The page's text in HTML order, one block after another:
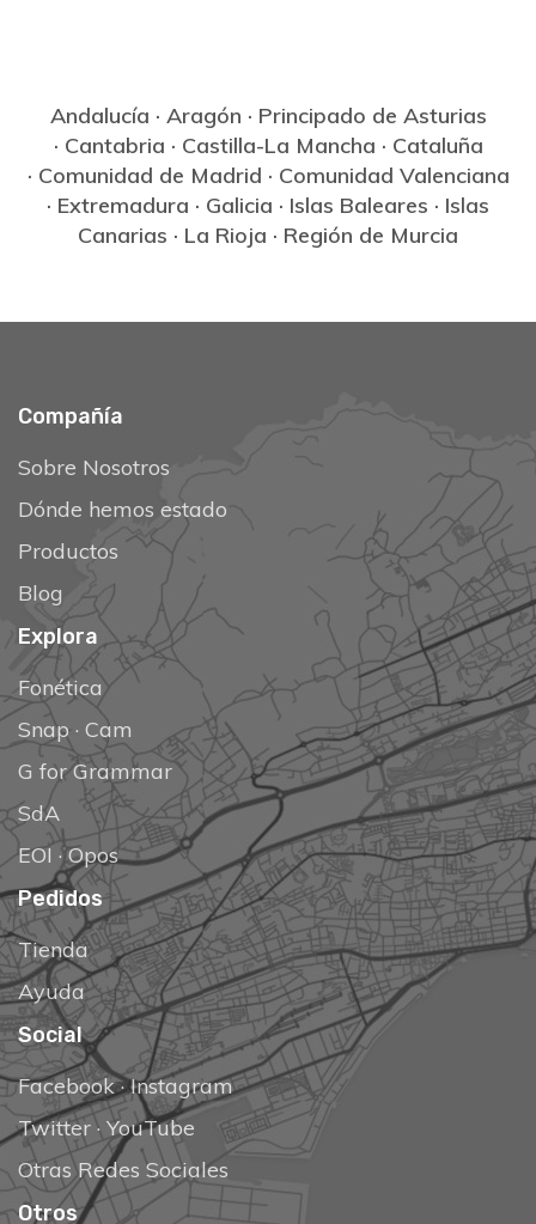
Andalucía · Aragón · Principado de Asturias
· Cantabria · Castilla-La Mancha · Cataluña
· Comunidad de Madrid · Comunidad Valenciana
· Extremadura · Galicia · Islas Baleares · Islas
Canarias · La Rioja · Región de Murcia
Compañía
Sobre Nosotros
Dónde hemos estado
Productos
Blog
Explora
Fonética
Snap · Cam
G for Grammar
SdA
EOI ·Opos
Pedidos
Tienda
Ayuda
Social
Facebook·Instagram
Twitter· YouTube
Otras Redes Sociales
Otros